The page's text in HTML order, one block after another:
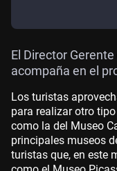
El Director
acompaña en el
Los turistas
para realizar otro
como la del Museo
principales museos
turistas que, en este